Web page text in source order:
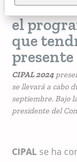
CIPAL
el
que
CIPAL 2024
se llevará a cabo
septiembre. Bajo
presidente del
CIPAL se ha